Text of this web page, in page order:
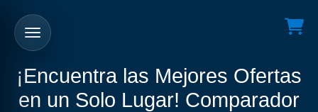
¡Encuentra las Mejores Ofertas
en un Solo Lugar! Comparador